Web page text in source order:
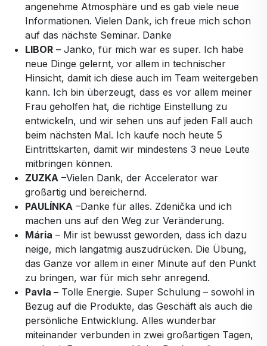
angenehme Atmosphäre und es gab viele neue
Informationen. Vielen Dank, ich freue mich schon
auf das nächste Seminar. Danke
LIBOR – Janko, für mich war es super. Ich habe
neue Dinge gelernt, vor allem in technischer
Hinsicht, damit ich diese auch im Team weitergeben
kann. Ich bin überzeugt, dass es vor allem meiner
Frau geholfen hat, die richtige Einstellung zu
entwickeln, und wir sehen uns auf jeden Fall auch
beim nächsten Mal. Ich kaufe noch heute 5
Eintrittskarten, damit wir mindestens 3 neue Leute
mitbringen können.
ZUZKA –Vielen Dank, der Accelerator war
großartig und bereichernd.
PAULÍNKA –Danke für alles. Zdenička und ich
machen uns auf den Weg zur Veränderung.
Mária – Mir ist bewusst geworden, dass ich dazu
neige, mich langatmig auszudrücken. Die Übung,
das Ganze vor allem in einer Minute auf den Punkt
zu bringen, war für mich sehr anregend.
Pavla – Tolle Energie. Super Schulung – sowohl in
Bezug auf die Produkte, das Geschäft als auch die
persönliche Entwicklung. Alles wunderbar
miteinander verbunden in zwei großartigen Tagen,